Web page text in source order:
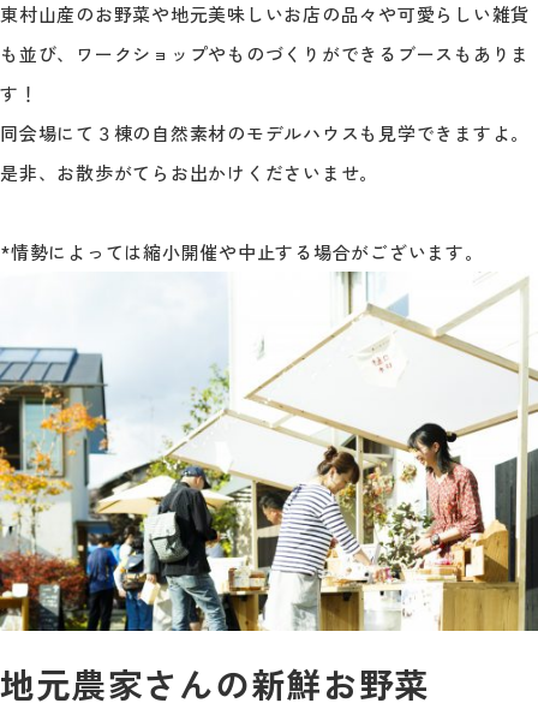
東村山産のお野菜や地元美味しいお店の品々や可愛らしい雑貨
も並び、ワークショップやものづくりができるブースもありま
す！
同会場にて３棟の自然素材のモデルハウスも見学できますよ。
是非、お散歩がてらお出かけくださいませ。
*情勢によっては縮小開催や中止する場合がございます。
地元農家さんの新鮮お野菜